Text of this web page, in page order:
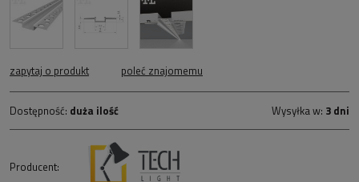
zapytaj o produkt poleć znajomemu
Dostępność: duża ilość Wysyłka w: 3 dni
Producent: